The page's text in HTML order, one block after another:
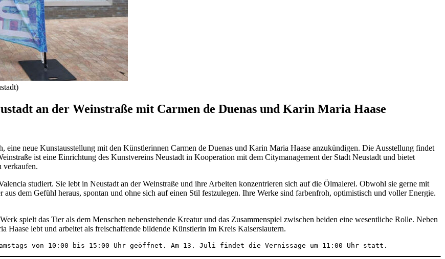
an der Weinstraße mit Carmen de Duenas und Karin Maria Haase
eine neue Kunstausstellung mit den Künstlerinnen Carmen de Duenas und Karin Maria Haase anzukündigen. Die Ausstellung findet
ist eine Einrichtung des Kunstvereins Neustadt in Kooperation mit dem Citymanagement der Stadt Neustadt und bietet
verkaufen.
studiert. Sie lebt in Neustadt an der Weinstraße und ihre Arbeiten konzentrieren sich auf die Ölmalerei. Obwohl sie gerne mit
dem Gefühl heraus, spontan und ohne sich auf einen Stil festzulegen. Ihre Werke sind farbenfroh, optimistisch und voller Energie.
spielt das Tier als dem Menschen nebenstehende Kreatur und das Zusammenspiel zwischen beiden eine wesentliche Rolle. Neben
lebt und arbeitet als freischaffende bildende Künstlerin im Kreis Kaiserslautern.
von 10:00 bis 15:00 Uhr geöffnet. Am 13. Juli findet die Vernissage um 11:00 Uhr statt.